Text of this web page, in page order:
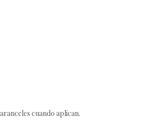
cuando aplican.